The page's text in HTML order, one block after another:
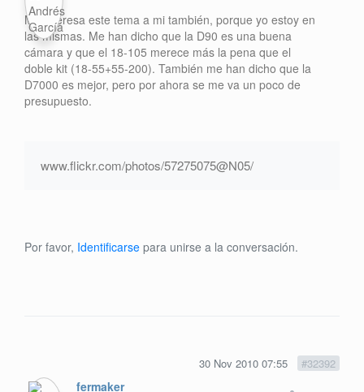
Me interesa este tema a mi también, porque yo estoy en
las mismas. Me han dicho que la D90 es una buena
cámara y que el 18-105 merece más la pena que el
doble kit (18-55+55-200). También me han dicho que la
D7000 es mejor, pero por ahora se me va un poco de
presupuesto.
www.flickr.com/photos/57275075@N05/
Por favor, Identificarse para unirse a la conversación.
30 Nov 2010 07:55 #32392
fermaker